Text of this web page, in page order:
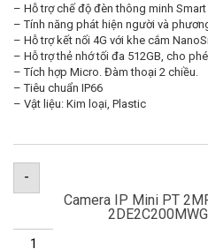
– Hỗ trợ chế độ đèn thông minh
– Tính năng phát hiện người và
– Hỗ trợ kết nối 4G với khe cắm
– Hỗ trợ thẻ nhớ tối đa 512GB, cho
– Tích hợp Micro. Đàm thoại 2 chiều.
– Tiêu chuẩn IP66
– Vật liệu: Kim loại, Plastic
-
Camera IP Mini PT